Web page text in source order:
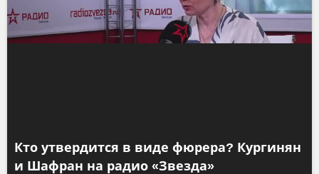
Кто утвердится в виде фюрера? Кургинян
и Шафран на радио «Звезда»